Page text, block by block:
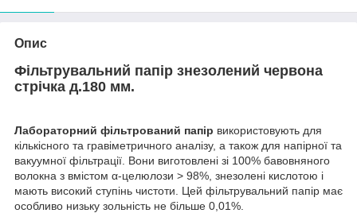
Опис
Фільтрувальний папір знезолений червона
стрічка д.180 мм.
Лабораторний фільтрований папір використовують для
кількісного та гравіметричного аналізу, а також для напірної та
вакуумної фільтрації. Вони виготовлені зі 100% бавовняного
волокна з вмістом α-целюлози > 98%, знезолені кислотою і
мають високий ступінь чистоти. Цей фільтрувальний папір має
особливо низьку зольність не більше 0,01%.